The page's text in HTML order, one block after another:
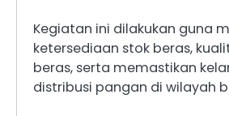
Kegiatan ini dilakukan guna
ketersediaan stok beras,
beras, serta memastikan
distribusi pangan di wilayah